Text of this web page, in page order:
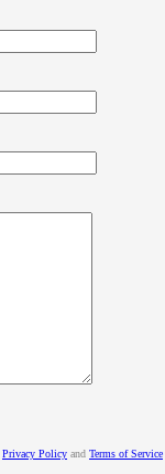
Privacy Policy and Terms of Service